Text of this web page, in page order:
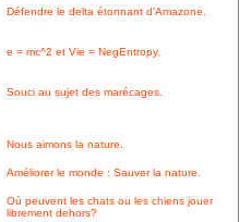
Défendre le delta étonnant d'Amazone.
e = mc^2 et Vie = NegEntropy.
Souci au sujet des marécages.
Nous aimons la nature.
Améliorer le monde : Sauver la nature.
Où peuvent les chats ou les chiens jouer
librement dehors?